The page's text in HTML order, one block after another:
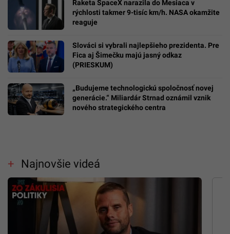
Raketa SpaceX narazila do Mesiaca v
rýchlosti takmer 9-tisíc km/h. NASA okamžite
reaguje
Slováci si vybrali najlepšieho prezidenta. Pre
Fica aj Šimečku majú jasný odkaz
(PRIESKUM)
„Budujeme technologickú spoločnosť novej
generácie.“ Miliardár Strnad oznámil vznik
nového strategického centra
Najnovšie videá